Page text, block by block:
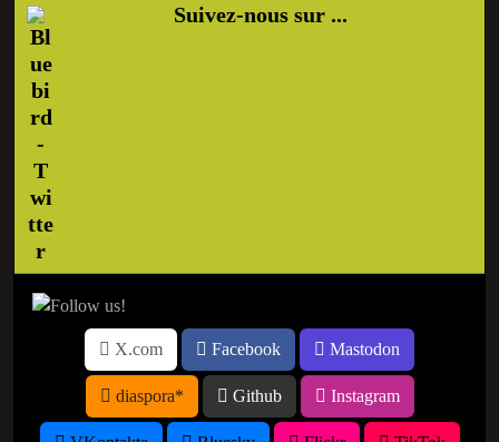
Suivez-nous sur ...
X.com Facebook Mastodon
diaspora* Github Instagram